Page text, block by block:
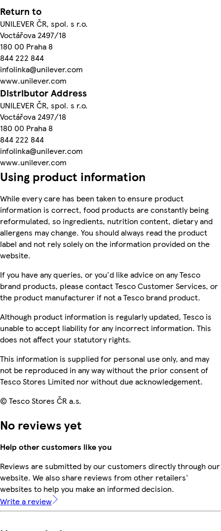
Return to
UNILEVER ČR, spol. s r.o.
Voctářova 2497/18
180 00 Praha 8
844 222 844
infolinka@unilever.com
www.unilever.com
Distributor Address
UNILEVER ČR, spol. s r.o.
Voctářova 2497/18
180 00 Praha 8
844 222 844
infolinka@unilever.com
www.unilever.com
Using product information
While every care has been taken to ensure product
information is correct, food products are constantly being
reformulated, so ingredients, nutrition content, dietary and
allergens may change. You should always read the product
label and not rely solely on the information provided on the
website.
If you have any queries, or you'd like advice on any Tesco
brand products, please contact Tesco Customer Services, or
the product manufacturer if not a Tesco brand product.
Although product information is regularly updated, Tesco is
unable to accept liability for any incorrect information. This
does not affect your statutory rights.
This information is supplied for personal use only, and may
not be reproduced in any way without the prior consent of
Tesco Stores Limited nor without due acknowledgement.
© Tesco Stores ČR a.s.
No reviews yet
Help other customers like you
Reviews are submitted by our customers directly through our
website. We also share reviews from other retailers'
websites to help you make an informed decision.
Write a review